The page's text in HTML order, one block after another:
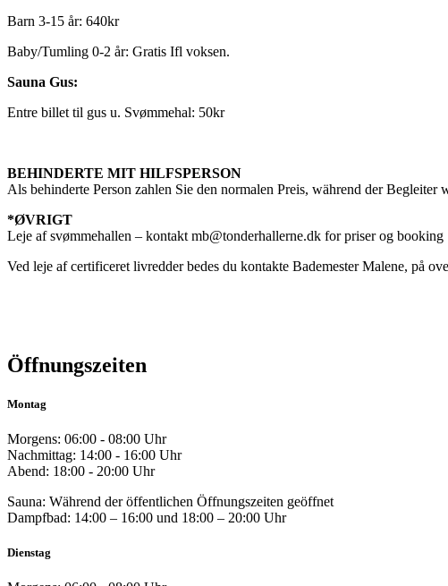
Barn 3-15 år: 640kr
Baby/Tumling 0-2 år: Gratis Ifl voksen.
Sauna Gus:
Entre billet til gus u. Svømmehal: 50kr
BEHINDERTE MIT HILFSPERSON
Als behinderte Person zahlen Sie den normalen Preis, während der Begleiter
*ØVRIGT
Leje af svømmehallen – kontakt mb@tonderhallerne.dk for priser og booking
Ved leje af certificeret livredder bedes du kontakte Bademester Malene, på
Öffnungszeiten
Montag
Morgens: 06:00 - 08:00 Uhr
Nachmittag: 14:00 - 16:00 Uhr
Abend: 18:00 - 20:00 Uhr
Sauna: Während der öffentlichen Öffnungszeiten geöffnet
Dampfbad: 14:00 – 16:00 und 18:00 – 20:00 Uhr
Dienstag